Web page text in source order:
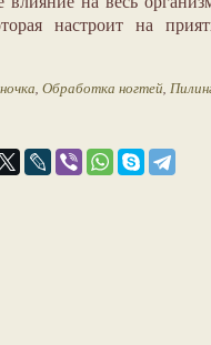
настроит на
, Обработка ногтей,